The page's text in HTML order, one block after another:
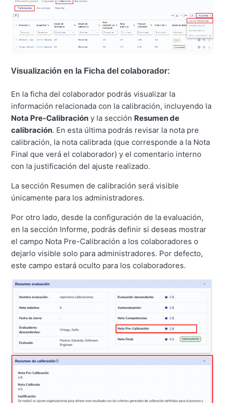
Visualización en la Ficha del colaborador:
En la ficha del colaborador podrás visualizar la
información relacionada con la calibración, incluyendo la
Nota Pre-Calibración y la sección Resumen de
calibración. En esta última podrás revisar la nota pre
calibración, la nota calibrada (que corresponde a la Nota
Final que verá el colaborador) y el comentario interno
con la justificación del ajuste realizado.
La sección Resumen de calibración será visible
únicamente para los administradores.
Por otro lado, desde la configuración de la evaluación,
en la sección Informe, podrás definir si deseas mostrar
el campo Nota Pre-Calibración a los colaboradores o
dejarlo visible solo para administradores. Por defecto,
este campo estará oculto para los colaboradores.